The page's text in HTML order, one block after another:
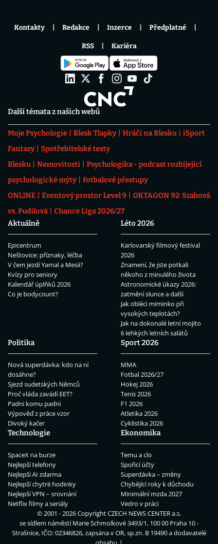
Další témata z našich webů
Moje Psychologie Blesk Tlapky Hráči na Blesku
iSport
Fantasy
Spotřebitelské testy
Blesku
Nemovitosti
Psychologika - podcast rozbíjející
psychologické mýty
Fotbalové přestupy
ONLINE
Eventový prostor Level 9
OKTAGON 92: Szabová
vs. Pudilová
Chance Liga 2026/27
Aktuálně
Epicentrum
Neštovice: příznaky, léčba
V čem jezdí Yamal a Mesii?
Kvízy pro seniory
Kalendář úplňků 2026
Co je bodycount?
Léto 2026
Karlovarský filmový festival
2026
Znamení, že jste potkali
někoho z minulého života
Astronomické úkazy 2026:
zatmění slunce a další
Jak obléci miminko při
vysokých teplotách?
Jak na dokonalé letní mojito
6 lehkých letních salátů
Politika
Nová superdávka: kdo na ní
dosáhne?
Sjezd sudetských Němců
Proč vláda zavádí EET?
Padni komu padni
Výpověď z práce vzor
Divoký kačer
Sport 2026
MMA
Fotbal 2026/27
Hokej 2026
Tenis 2026
F1 2026
Atletika 2026
Cyklistika 2026
Technologie
SpaceX na burze
Nejlepší telefony
Nejlepší AI zdarma
Nejlepší chytré hodinky
Nejlepší VPN – srovnání
Netflix filmy a seriály
Ekonomika
Temu a clo
Spořicí účty
Superdávka – změny
Chybějící roky k důchodu
Minimální mzda 2027
Vedro v práci
Kontakty Redakce Inzerce Předplatné
RSS Kariéra
© 2001 - 2026 CopyrightCZECH NEWS CENTER a.s.
se sídlem náměstí Marie Schmolkové 3493/1, 100 00 Praha 10 -
Strašnice, IČO: 02346826, zapsána v OR, sp.zn. B 19490 a dodavatelé